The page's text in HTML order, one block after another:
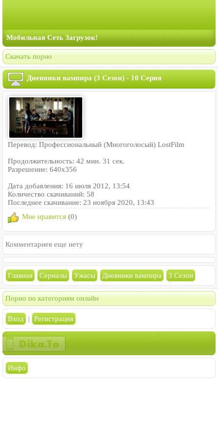
Мобильная Сеть Загрузок!
Скачать порно
Дневники вампира (3 Сезон) - 10 Серия
Перевод: Профессиональный (Многоголосый) LostFilm
Продолжительность: 42 мин. 31 сек.
Разрешение: 640x356
Дата добавления: 16 июля 2012, 13:54
Количество скачиваний: 58
Последнее скачивание: 23 ноября 2020, 13:43
Мне нравится (0)
Комментариев еще нету
Главная Сериалы Ужасы Дневники вампира 3 Сезон
Порно по категориям онлайн
Вход | Регистрация
Инфо